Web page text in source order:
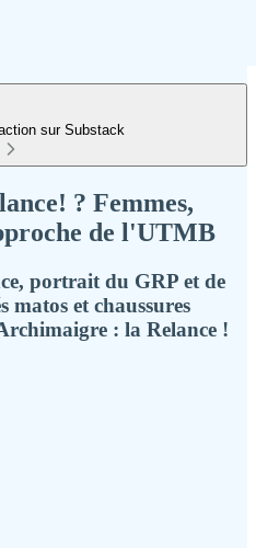
sur Substack
? Femmes,
de l'UTMB
portrait du GRP et de
matos et chaussures
: la Relance !